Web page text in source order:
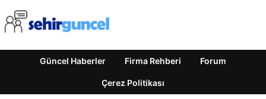
Güncel Haberler Firma Rehberi Forum
Çerez Politikası